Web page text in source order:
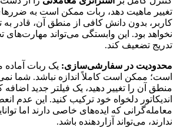
تغییر ماهیت دهد، ربات ممکن است به
کاربر، بدون دانش کافی از منطق آن، قادر به
نخواهد بود. این وابستگی می‌تواند مهارت‌های
تدریج تضعیف کند.
محدودیت در سفارشی‌سازی: یک ربات آماده
است؛ ممکن است کاملاً اندازه نباشد. شما
منطق آن را تغییر دهید، یک فیلتر جدید اضافه
اندیکاتور دلخواه خود ترکیب کنید. این عدم
معامله‌گرانی که ایده‌های خاصی دارند اما
ندارند، می‌تواند آزاردهنده باشد.